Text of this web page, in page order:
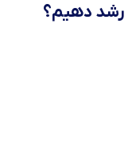
رشد دهیم؟